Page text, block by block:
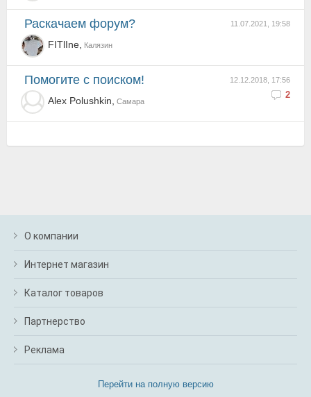
11.07.2021, 19:58
Раскачаем форум?
FITlIne, Калязин
12.12.2018, 17:56
2
Помогите с поиском!
Alex Polushkin, Самара
О компании
Интернет магазин
Каталог товаров
Партнерство
Реклама
Перейти на полную версию